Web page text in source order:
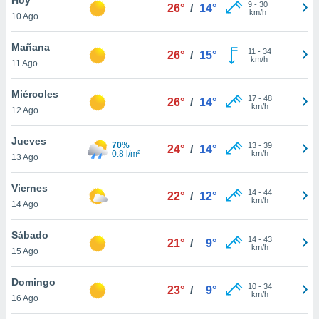
en
más
nuestra
de
cookies
aceptar
10 Ago
26° / 14° 9- 30
km/h
Mañana
11 Ago
26° / 15° 11 - 34
km/h
Miércoles
12 Ago
26° / 14° 17- 48
km/h
Jueves
13 Ago
70%
0.8 l/m²
24° / 14° 13- 39
km/h
Viernes
14 Ago
22° / 12° 14- 44
km/h
Sábado
15 Ago
21° / 9° 14- 43
km/h
Domingo
16 Ago
23° / 9° 10- 34
km/h